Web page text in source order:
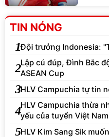
TIN NÓNG
1Đội trưởng Indonesia:
2Lập cú đúp, Đình Bắc
ASEAN Cup
3HLV Campuchia tự tin
4HLV Campuchia thừa
yếu của tuyển Việt Nam
5HLV Kim Sang Sik